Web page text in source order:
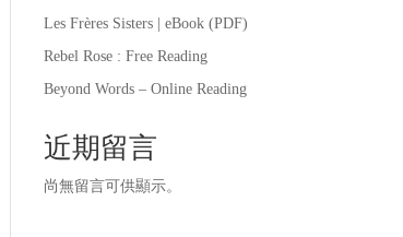
Les Frères Sisters | eBook (PDF)
Rebel Rose : Free Reading
Beyond Words – Online Reading
近期留言
尚無留言可供顯示。